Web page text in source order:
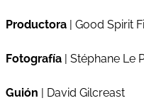
Productora | Good Spirit
Fotografía | Stéphane Le
Guión | David Gilcreast